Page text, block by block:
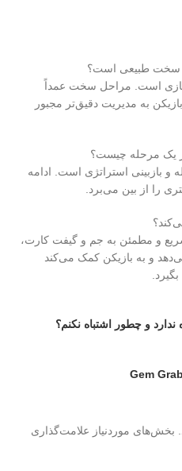
سخت طبیعی است؟
است. مراحل سخت عمداً
به مدیریت دقیق‌تر مجبور
یک مرحله چیست؟
و بازبینی استراتژی است. ادامه
را از بین می‌برد
و مطمئن به جم و گیفت کارت،
و به بازیکن کمک می‌کند
و چطور اشتباه نکنم؟
بخش‌های موردنیاز علامت‌گذاری